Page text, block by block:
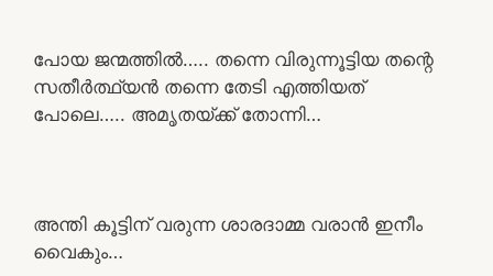
പോയ ജന്മത്തിൽ….. തന്നെ വിരുന്നൂട്ടിയ തന്റെ
സതീർത്ഥ്യൻ തന്നെ തേടി എത്തിയത്
പോലെ….. അമൃതയ്ക്ക് തോന്നി…
അന്തി കൂട്ടിന് വരുന്ന ശാരദാമ്മ വരാൻ ഇനീം
വൈകും…